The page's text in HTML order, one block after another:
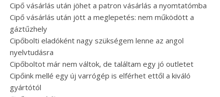
Cipő vásárlás után jöhet a patron vásárlás a nyomtatómba
Cipő vásárlás után jött a meglepetés: nem működött a
gáztűzhely
Cipőbolti eladóként nagy szükségem lenne az angol
nyelvtudásra
Cipőboltot már nem váltok, de találtam egy jó outletet
Cipőink mellé egy új varrógép is elférhet ettől a kiváló
gyártótól